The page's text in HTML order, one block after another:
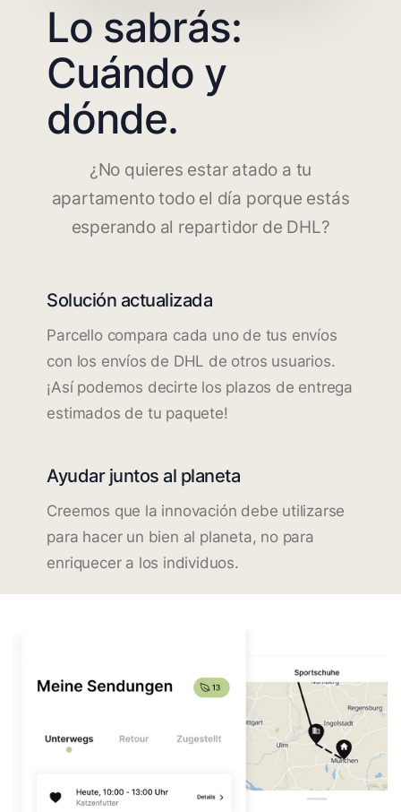
Lo sabrás:
Cuándo y
dónde.
¿No quieres estar atado a tu
apartamento todo el día porque estás
esperando al repartidor de DHL?
Solución actualizada
Parcello compara cada uno de tus envíos
con los envíos de DHL de otros usuarios.
¡Así podemos decirte los plazos de entrega
estimados de tu paquete!
Ayudar juntos al planeta
Creemos que la innovación debe utilizarse
para hacer un bien al planeta, no para
enriquecer a los individuos.